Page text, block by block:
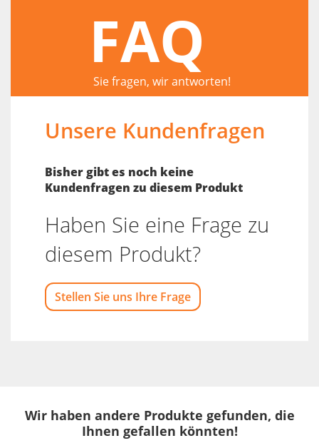
FAQ
Sie fragen, wir antworten!
Unsere Kundenfragen
Bisher gibt es noch keine
Kundenfragen zu diesem Produkt
Haben Sie eine Frage zu
diesem Produkt?
Stellen Sie uns Ihre Frage
Wir haben andere Produkte gefunden, die
Ihnen gefallen könnten!